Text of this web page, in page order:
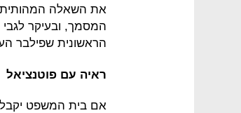
את השאלה המהותית
המסמך, ובעיקר
הראשונית שפילבר
ראיה עם פוטנציאל
אם בית המשפט יקבל